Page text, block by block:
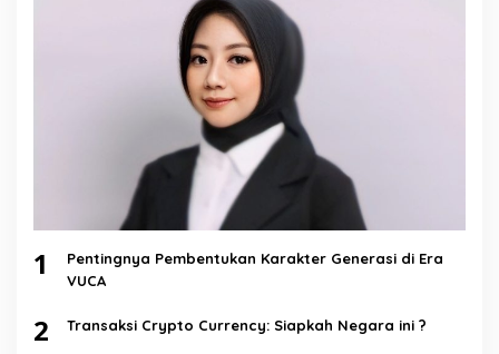
1
Pentingnya Pembentukan Karakter Generasi di Era
VUCA
2 Transaksi Crypto Currency: Siapkah Negara ini ?